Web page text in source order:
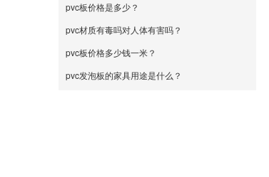
pvc板价格是多少？
pvc材质有毒吗对人体有害吗？
pvc板价格多少钱一米？
pvc发泡板的家具用途是什么？